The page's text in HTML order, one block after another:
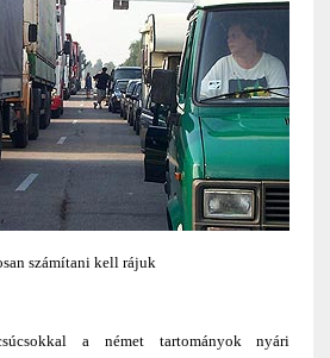
számítani kell rájuk
a német tartományok nyári